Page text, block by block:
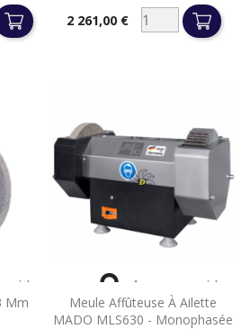
Prix2 261,00 €
Mm
Meule Affûteuse À Ailette
MADO MLS630 - Monophasée
 Aperçu rapide